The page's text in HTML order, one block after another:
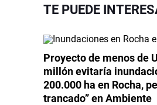
TE PUEDE
Proyecto de menos de
millón evitaría
200.000 ha en Rocha,
trancado” en Ambiente